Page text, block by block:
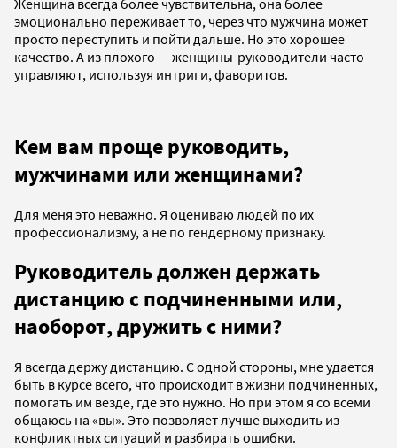
эмоционально переживает то, через что мужчина может
просто переступить и пойти дальше. Но это хорошее
качество. А из плохого — женщины-руководители часто
управляют, используя интриги, фаворитов.
Кем вам проще руководить,
мужчинами или женщинами?
Для меня это неважно. Я оцениваю людей по их
профессионализму, а не по гендерному признаку.
Руководитель должен держать
дистанцию с подчиненными или,
наоборот, дружить с ними?
Я всегда держу дистанцию. С одной стороны, мне удается
быть в курсе всего, что происходит в жизни подчиненных,
помогать им везде, где это нужно. Но при этом я со всеми
общаюсь на «вы». Это позволяет лучше выходить из
конфликтных ситуаций и разбирать ошибки.